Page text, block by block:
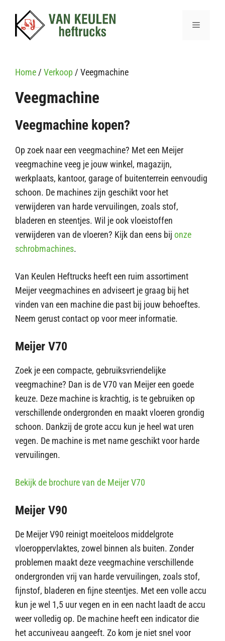
Menu
Home / Verkoop / Veegmachine
Veegmachine
Veegmachine kopen?
Op zoek naar een veegmachine? Met een Meijer
veegmachine veeg je jouw winkel, magazijn,
werkplaats, kantoor, garage of buitenterrein eenvoudig
schoon. De machines zijn geschikt voor het
verwijderen van harde vervuilingen, zoals stof,
bladeren en steentjes. Wil je ook vloeistoffen
verwijderen van de vloeren? Kijk dan eens bij onze
schrobmachines.
Van Keulen Heftrucks heeft een ruim assortiment
Meijer veegmachines en adviseert je graag bij het
vinden van een machine die past bij jouw behoeftes.
Neem gerust contact op voor meer informatie.
Meijer V70
Zoek je een compacte, gebruiksvriendelijke
veegmachine? Dan is de V70 van Meijer een goede
keuze. Deze machine is krachtig, is te gebruiken op
verschillende ondergronden en maakt vloeren grondig
schoon. Dankzij de grote accu kun je heel wat uren
vegen. De machine is met name geschikt voor harde
vervuilingen.
Bekijk de brochure van de Meijer V70
Meijer V90
De Meijer V90 reinigt moeiteloos middelgrote
vloeroppervlaktes, zowel binnen als buiten. Zonder
problemen maakt deze veegmachine verschillende
ondergronden vrij van harde vervuilingen, zoals stof,
fijnstof, bladeren en fijne steentjes. Met een volle accu
kun je wel 1,5 uur vegen en in een nacht laadt de accu
weer volledig op. De machine heeft een indicator die
het accuniveau aangeeft. Zo kom je niet snel voor